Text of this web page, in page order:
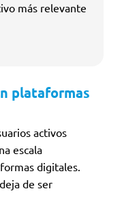
más relevante
plataformas
activos
escala
digitales.
de ser